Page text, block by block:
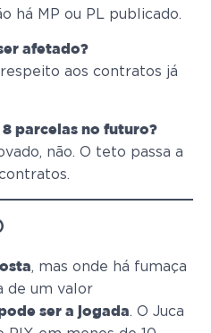
há MP ou PL publicado.
afetado?
aos contratos já
8 parcelas no futuro?
não. O teto passa a
, mas onde há fumaça
de um valor
ser a jogada. O Juca